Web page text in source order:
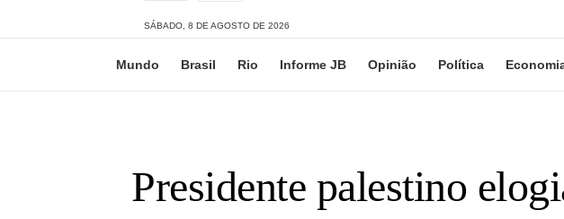
SÁBADO, 8 DE AGOSTO DE 2026
Mundo Brasil Rio Informe JB Opinião Política
Presidente palestino